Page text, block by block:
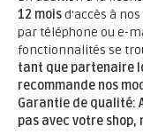
12 moisd'accès à
par téléphone ou e-
fonctionnalités se
tant que partenaire
recommande nos
Garantie de qualité:
pas avec votre shop,